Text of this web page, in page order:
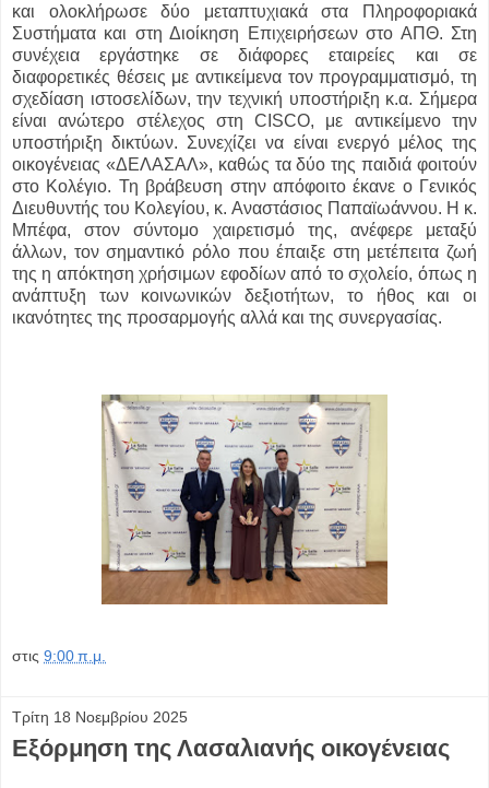
και ολοκλήρωσε δύο μεταπτυχιακά στα Πληροφοριακά
Συστήματα και στη Διοίκηση Επιχειρήσεων στο ΑΠΘ. Στη
συνέχεια εργάστηκε σε διάφορες εταιρείες και σε
διαφορετικές θέσεις με αντικείμενα τον προγραμματισμό, τη
σχεδίαση ιστοσελίδων, την τεχνική υποστήριξη κ.α. Σήμερα
είναι ανώτερο στέλεχος στη CISCO, με αντικείμενο την
υποστήριξη δικτύων. Συνεχίζει να είναι ενεργό μέλος της
οικογένειας «ΔΕΛΑΣΑΛ», καθώς τα δύο της παιδιά φοιτούν
στο Κολέγιο. Τη βράβευση στην απόφοιτο έκανε ο Γενικός
Διευθυντής του Κολεγίου, κ. Αναστάσιος Παπαϊωάννου. Η κ.
Μπέφα, στον σύντομο χαιρετισμό της, ανέφερε μεταξύ
άλλων, τον σημαντικό ρόλο που έπαιξε στη μετέπειτα ζωή
της η απόκτηση χρήσιμων εφοδίων από το σχολείο, όπως η
ανάπτυξη των κοινωνικών δεξιοτήτων, το ήθος και οι
ικανότητες της προσαρμογής αλλά και της συνεργασίας.
στις 9:00 π.μ.
Τρίτη 18 Νοεμβρίου 2025
Εξόρμηση της Λασαλιανής οικογένειας